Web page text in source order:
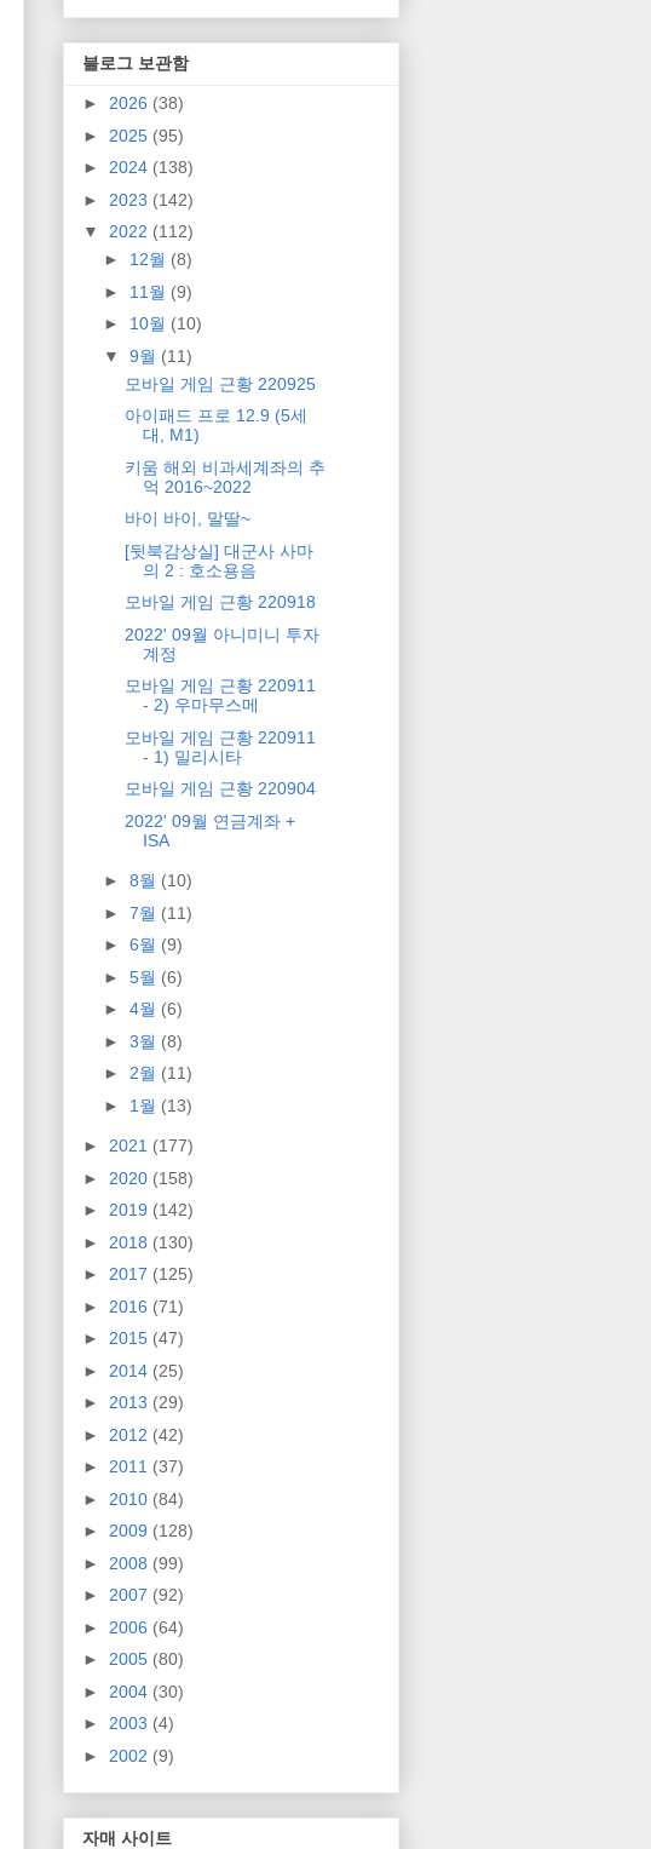
블로그 보관함
► 2026 (38)
► 2025 (95)
► 2024 (138)
► 2023 (142)
▼ 2022 (112)
► 12월 (8)
► 11월 (9)
► 10월 (10)
▼ 9월 (11)
모바일 게임 근황 220925
아이패드 프로 12.9 (5세
대, M1)
키움 해외 비과세계좌의 추
억 2016~2022
바이 바이, 말딸~
[뒷북감상실] 대군사 사마
의 2 : 호소용음
모바일 게임 근황 220918
2022' 09월 아니미니 투자
계정
모바일 게임 근황 220911
- 2) 우마무스메
모바일 게임 근황 220911
- 1) 밀리시타
모바일 게임 근황 220904
2022' 09월 연금계좌 +
ISA
► 8월 (10)
► 7월 (11)
► 6월 (9)
► 5월 (6)
► 4월 (6)
► 3월 (8)
► 2월 (11)
► 1월 (13)
► 2021 (177)
► 2020 (158)
► 2019 (142)
► 2018 (130)
► 2017 (125)
► 2016 (71)
► 2015 (47)
► 2014 (25)
► 2013 (29)
► 2012 (42)
► 2011 (37)
► 2010 (84)
► 2009 (128)
► 2008 (99)
► 2007 (92)
► 2006 (64)
► 2005 (80)
► 2004 (30)
► 2003 (4)
► 2002 (9)
자매 사이트